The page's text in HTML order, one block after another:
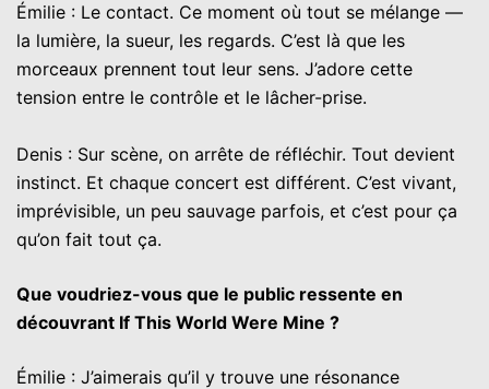
Émilie : Le contact. Ce moment où tout se mélange —
la lumière, la sueur, les regards. C’est là que les
morceaux prennent tout leur sens. J’adore cette
tension entre le contrôle et le lâcher-prise.
Denis : Sur scène, on arrête de réfléchir. Tout devient
instinct. Et chaque concert est différent. C’est vivant,
imprévisible, un peu sauvage parfois, et c’est pour ça
qu’on fait tout ça.
Que voudriez-vous que le public ressente en
découvrant If This World Were Mine ?
Émilie : J’aimerais qu’il y trouve une résonance